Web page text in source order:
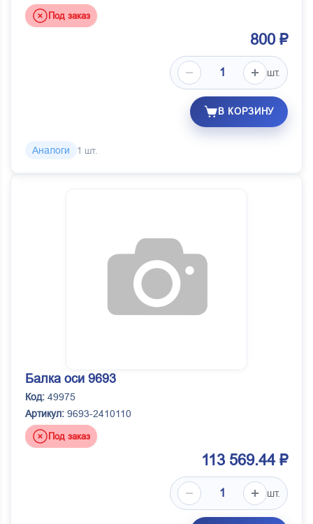
Под заказ
800 ₽
шт.
В КОРЗИНУ
Аналоги 1 шт.
Балка оси 9693
Код: 49975
Артикул: 9693-2410110
Под заказ
113 569.44 ₽
шт.